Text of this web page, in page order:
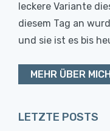
leckere Variante
diesem Tag an
und sie ist es bis
MEHR ÜBER MICH
LETZTE POSTS